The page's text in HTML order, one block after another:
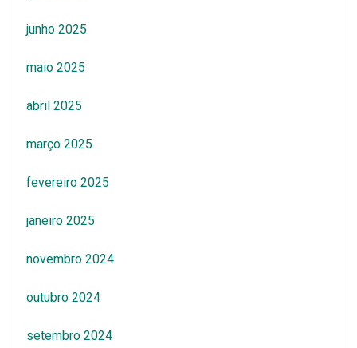
junho 2025
maio 2025
abril 2025
março 2025
fevereiro 2025
janeiro 2025
novembro 2024
outubro 2024
setembro 2024